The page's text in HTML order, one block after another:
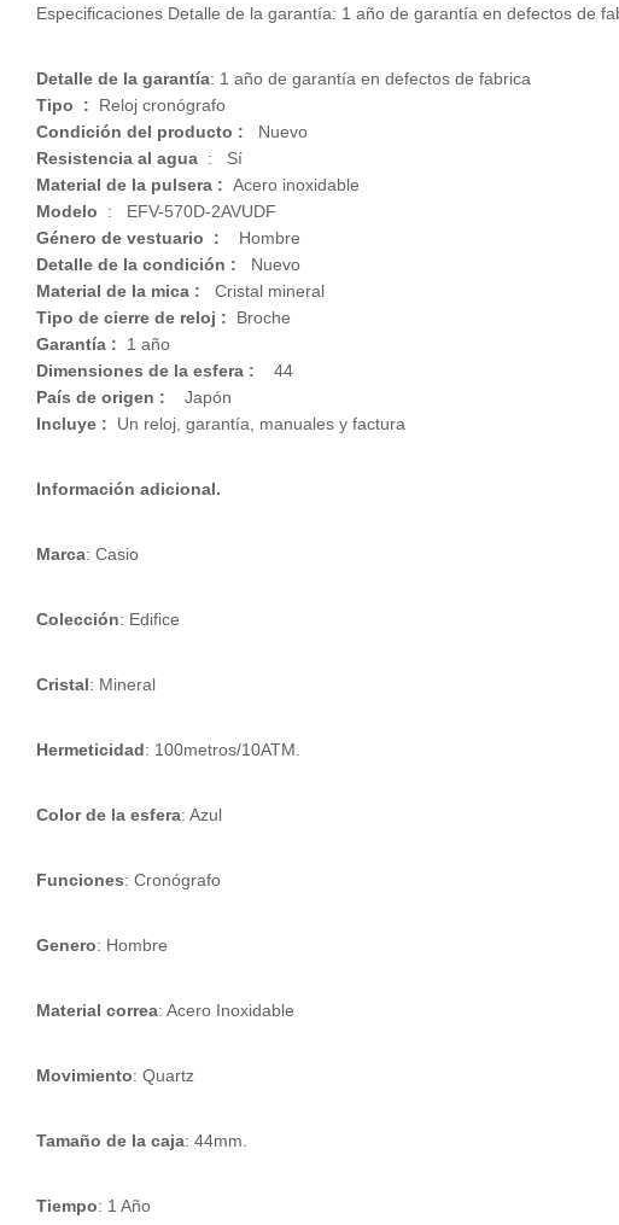
Especificaciones Detalle de la garantía: 1 año de garantía en defectos de
Detalle de la garantía: 1 año de garantía en defectos de fabrica
Tipo : Reloj cronógrafo
Condición del producto : Nuevo
Resistencia al agua : Sí
Material de la pulsera : Acero inoxidable
Modelo : EFV-570D-2AVUDF
Género de vestuario :
Hombre
Detalle de la condición :
Nuevo
Material de la mica : Cristal mineral
Tipo de cierre de reloj : Broche
Garantía : 1 año
Dimensiones de la esfera : 44
País de origen :
Japón
Incluye :
Un reloj, garantía, manuales y factura
Información adicional.
Marca: Casio
Colección: Edifice
Cristal: Mineral
Hermeticidad: 100metros/10ATM.
Color de la esfera: Azul
Funciones: Cronógrafo
Genero: Hombre
Material correa: Acero Inoxidable
Movimiento: Quartz
Tamaño de la caja: 44mm.
Tiempo: 1 Año